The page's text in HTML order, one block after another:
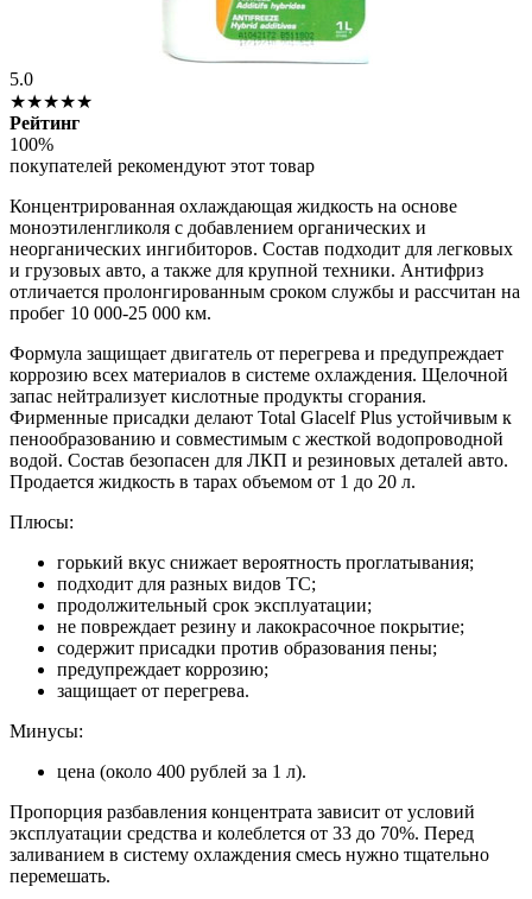
5.0
★★★★★
Рейтинг
100%
покупателей рекомендуют этот товар
Концентрированная охлаждающая жидкость на основе
моноэтиленгликоля с добавлением органических и
неорганических ингибиторов. Состав подходит для легковых
и грузовых авто, а также для крупной техники. Антифриз
отличается пролонгированным сроком службы и рассчитан на
пробег 10 000-25 000 км.
Формула защищает двигатель от перегрева и предупреждает
коррозию всех материалов в системе охлаждения. Щелочной
запас нейтрализует кислотные продукты сгорания.
Фирменные присадки делают Total Glacelf Plus устойчивым к
пенообразованию и совместимым с жесткой водопроводной
водой. Состав безопасен для ЛКП и резиновых деталей авто.
Продается жидкость в тарах объемом от 1 до 20 л.
Плюсы:
горький вкус снижает вероятность проглатывания;
подходит для разных видов ТС;
продолжительный срок эксплуатации;
не повреждает резину и лакокрасочное покрытие;
содержит присадки против образования пены;
предупреждает коррозию;
защищает от перегрева.
Минусы:
цена (около 400 рублей за 1 л).
Пропорция разбавления концентрата зависит от условий
эксплуатации средства и колеблется от 33 до 70%. Перед
заливанием в систему охлаждения смесь нужно тщательно
перемешать.